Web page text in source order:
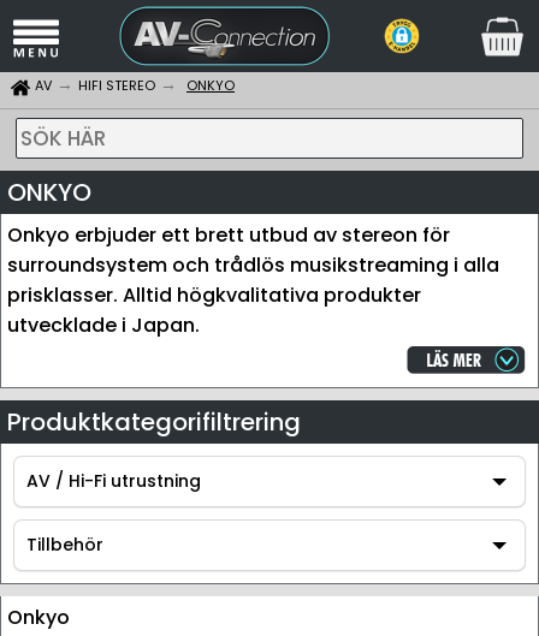
AV HIFI STEREO ONKYO
SÖK HÄR
ONKYO
Onkyo erbjuder ett brett utbud av stereon för
surroundsystem och trådlös musikstreaming i alla
prisklasser. Alltid högkvalitativa produkter
utvecklade i Japan.
Produktkategorifiltrering
AV / Hi-Fi utrustning
AV / Hi-Fi utrustning
Tillbehör
Tillbehör
Onkyo